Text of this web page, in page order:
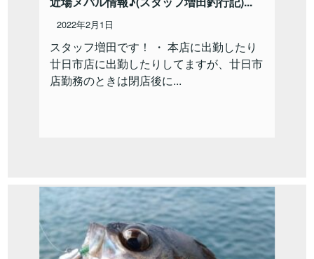
2022年2月1日
スタッフ増田です！ ・ 本店に出勤したり
廿日市店に出勤したりしてますが、廿日市
店勤務のときは閉店後に...